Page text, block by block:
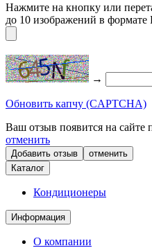
Нажмите на кнопку или
до 10 изображений в формате
→
Обновить капчу (CAPTCHA)
Ваш отзыв появится на сайте
отменить
отменить
Каталог
Кондиционеры
Информация
О компании